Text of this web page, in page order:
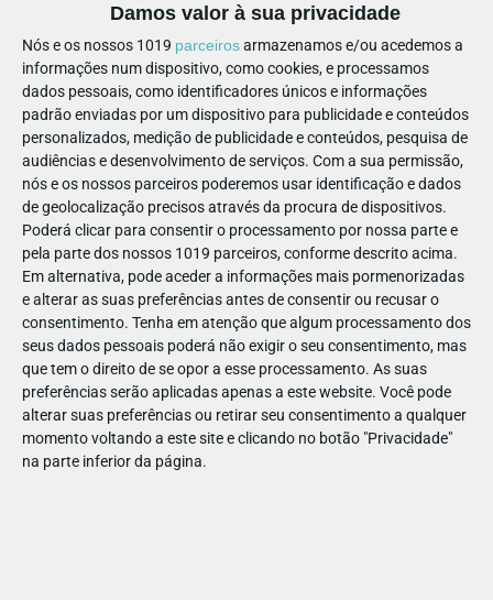
Damos valor à sua privacidade
Nós e os nossos 1019 parceirosarmazenamos e/ou acedemos a
informações num dispositivo, como cookies, e processamos
dados pessoais, como identificadores únicos e informações
padrão enviadas por um dispositivo para publicidade e conteúdos
personalizados, medição de publicidade e conteúdos, pesquisa de
audiências e desenvolvimento de serviços. Com a sua permissão,
nós e os nossos parceiros poderemos usar identificação e dados
de geolocalização precisos através da procura de dispositivos.
Poderá clicar para consentir o processamento por nossa parte e
pela parte dos nossos 1019 parceiros, conforme descrito acima.
Em alternativa, pode aceder a informações mais pormenorizadas
e alterar as suas preferências antes de consentir ou recusar o
consentimento. Tenha em atenção que algum processamento dos
seus dados pessoais poderá não exigir o seu consentimento, mas
que tem o direito de se opor a esse processamento. As suas
preferências serão aplicadas apenas a este website. Você pode
alterar suas preferências ou retirar seu consentimento a qualquer
momento voltando a este site e clicando no botão "Privacidade"
na parte inferior da página.
23
7032911695912